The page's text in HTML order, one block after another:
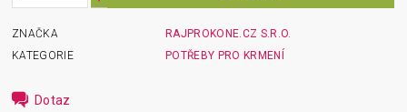
ZNAČKA
RAJPROKONE.CZ S.R.O.
KATEGORIE
POTŘEBY PRO KRMENÍ
Dotaz